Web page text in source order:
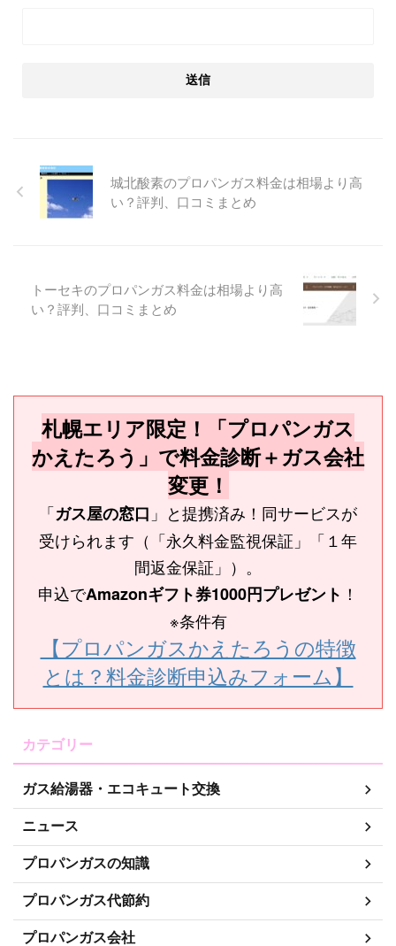
城北酸素のプロパンガス料金は相場より高
い？評判、口コミまとめ
トーセキのプロパンガス料金は相場より高
い？評判、口コミまとめ
札幌エリア限定！「プロパンガス
かえたろう」で料金診断＋ガス会社
変更！
「ガス屋の窓口 」と提携済み！同サービスが
受けられます（「永久料金監視保証」「１年
間返金保証」）。
申込でAmazonギフト券1000円プレゼント ！
※条件有
【プロパンガスかえたろうの特徴
とは？料金診断申込みフォーム】
カテゴリー
ガス給湯器・エコキュート交換
ニュース
プロパンガスの知識
プロパンガス代節約
プロパンガス会社